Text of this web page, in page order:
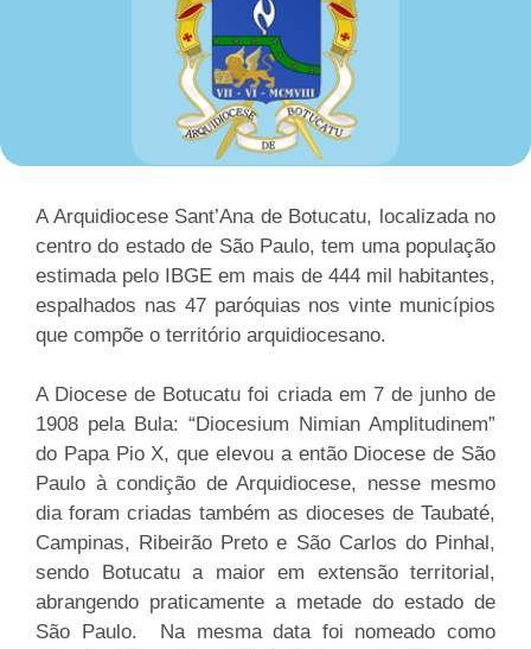
A Arquidiocese Sant’Ana de Botucatu, localizada no
centro do estado de São Paulo, tem uma população
estimada pelo IBGE em mais de 444 mil habitantes,
espalhados nas 47 paróquias nos vinte municípios
que compõe o território arquidiocesano.
A Diocese de Botucatu foi criada em 7 de junho de
1908 pela Bula: “Diocesium Nimian Amplitudinem”
do Papa Pio X, que elevou a então Diocese de São
Paulo à condição de Arquidiocese, nesse mesmo
dia foram criadas também as dioceses de Taubaté,
Campinas, Ribeirão Preto e São Carlos do Pinhal,
sendo Botucatu a maior em extensão territorial,
abrangendo praticamente a metade do estado de
São Paulo. Na mesma data foi nomeado como